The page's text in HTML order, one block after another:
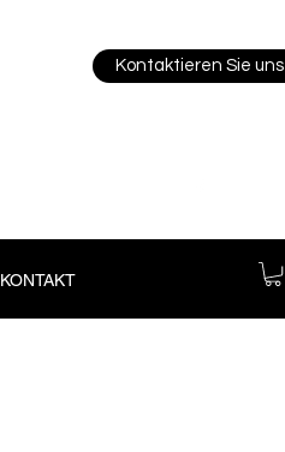
Kontaktieren Sie uns
KONTAKT